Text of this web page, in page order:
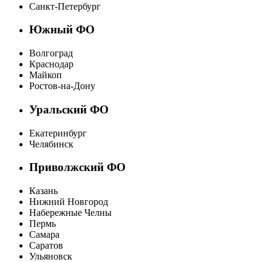
Санкт-Петербург
Южный ФО
Волгоград
Краснодар
Майкоп
Ростов-на-Дону
Уральский ФО
Екатеринбург
Челябинск
Приволжский ФО
Казань
Нижний Новгород
Набережные Челны
Пермь
Самара
Саратов
Ульяновск